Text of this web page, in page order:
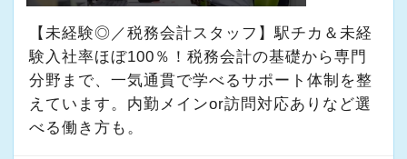
【未経験◎／税務会計スタッフ】駅チカ＆未経
験入社率ほぼ100％！税務会計の基礎から専門
分野まで、一気通貫で学べるサポート体制を整
えています。内勤メインor訪問対応ありなど選
べる働き方も。